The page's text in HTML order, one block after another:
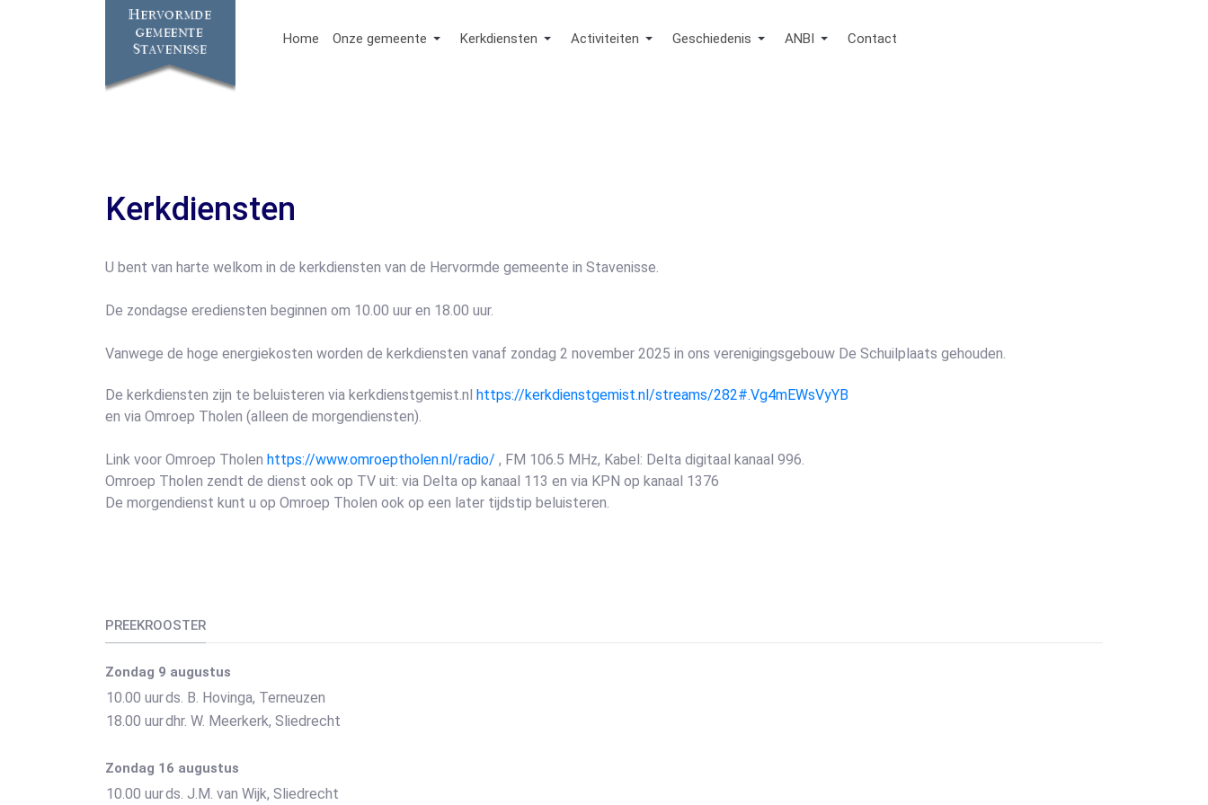
Home Onze gemeente Kerkdiensten Activiteiten Geschiedenis ANBI Contact
Kerkdiensten
U bent van harte welkom in de kerkdiensten van de Hervormde gemeente in Stavenisse.
De zondagse erediensten beginnen om 10.00 uur en 18.00 uur.
Vanwege de hoge energiekosten worden de kerkdiensten vanaf zondag 2 november 2025 in ons verenigingsgebouw De Schuilplaats gehouden.
De kerkdiensten zijn te beluisteren via kerkdienstgemist.nl https://kerkdienstgemist.nl/streams/282#.Vg4mEWsVyYB
en via Omroep Tholen (alleen de morgendiensten).
Link voor Omroep Tholen https://www.omroeptholen.nl/radio/ , FM 106.5 MHz, Kabel: Delta digitaal kanaal 996.
Omroep Tholen zendt de dienst ook op TV uit: via Delta op kanaal 113 en via KPN op kanaal 1376
De morgendienst kunt u op Omroep Tholen ook op een later tijdstip beluisteren.
PREEKROOSTER
Zondag 9 augustus
10.00 uurds. B. Hovinga, Terneuzen
18.00 uurdhr. W. Meerkerk, Sliedrecht
Zondag 16 augustus
10.00 uurds. J.M. van Wijk, Sliedrecht